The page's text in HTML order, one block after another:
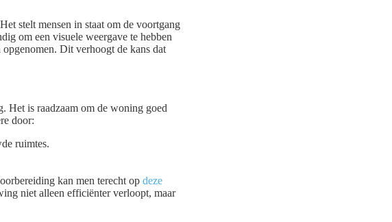
stelt mensen in staat om de voortgang
om een visuele weergave te hebben
Dit verhoogt de kans dat
Het is raadzaam om de woning goed
door:
ruimtes.
kan men terecht op deze
niet alleen efficiënter verloopt, maar